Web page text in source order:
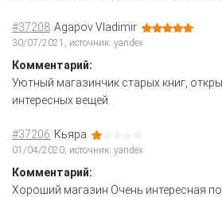
#37208 Agapov Vladimir
30/07/2021, источник: yandex
Комментарий:
Уютный магазинчик старых книг,
интересных вещей.
#37206 Кьяра
01/04/2020, источник: yandex
Комментарий:
Хороший магазин Очень интересная